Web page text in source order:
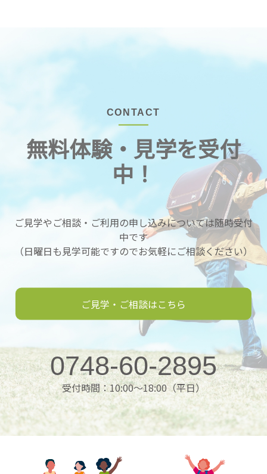
CONTACT
無料体験・見学を受付
中！
ご見学やご相談・ご利用の申し込みについては随時受付
中です
（日曜日も見学可能ですのでお気軽にご相談ください）
ご見学・ご相談はこちら
0748-60-2895